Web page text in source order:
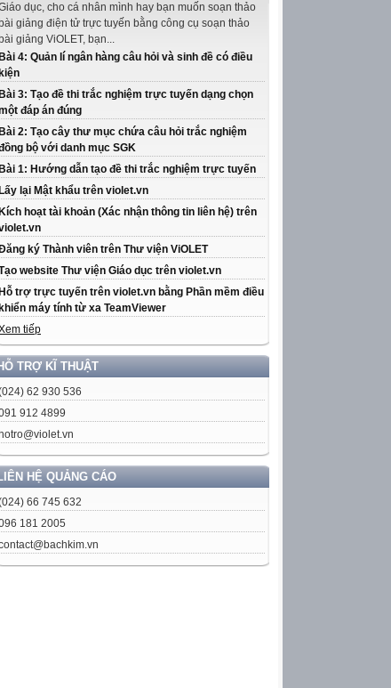
dục, cho cá nhân mình hay bạn muốn soạn thảo
bài giảng điện tử trực tuyến bằng công cụ soạn thảo
bài giảng ViOLET, bạn...
Bài 4: Quản lí ngân hàng câu hỏi và sinh đề có điều
kiện
Bài 3: Tạo đề thi trắc nghiệm trực tuyến dạng chọn
đáp án đúng
Bài 2: Tạo cây thư mục chứa câu hỏi trắc nghiệm
bộ với danh mục SGK
Bài 1: Hướng dẫn tạo đề thi trắc nghiệm trực tuyến
Lấy lại Mật khẩu trên violet.vn
Kích hoạt tài khoản (Xác nhận thông tin liên hệ) trên
ký Thành viên trên Thư viện ViOLET
website Thư viện Giáo dục trên violet.vn
Hỗ trợ trực tuyến trên violet.vn bằng Phần mềm điều
khiển máy tính từ xa TeamViewer
tiếp
TRỢ KĨ THUẬT
62 930 536
912 4899
hotro@violet.vn
HỆ QUẢNG CÁO
66 745 632
181 2005